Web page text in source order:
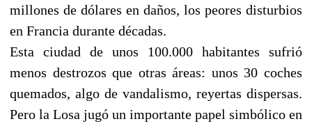
millones de dólares en daños, los peores disturbios
en Francia durante décadas.
Esta ciudad de unos 100.000 habitantes sufrió
menos destrozos que otras áreas: unos 30 coches
quemados, algo de vandalismo, reyertas dispersas.
Pero la Losa jugó un importante papel simbólico en